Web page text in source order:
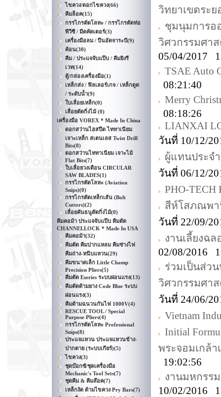
ไขควง/ดอกไขควง(66)
คีมล็อค(15)
กรรไกรตัดโลหะ / กรรไกรตัดท่อ
พีวีซี / มีดคัตเตอร์(3)
เครื่องมือลม / ปืนอัดจาระบี(9)
ค้อน(30)
คีม / ประแจจับแป๊บ / คีมยิงรี
เวท(14)
ตู้/กล่องเครื่องมือ(1)
เหล็กส่ง / ฟิลเลอร์เกจ / เหล็กดูด
/ ระดับน้ำ(9)
ใบเลื่อยเหล็ก(0)
เลื่อยตัดกิ่งไม้ (0)
เครื่องมือ VOREX * Made In China
ดอกสว่านไฮสปีด ไททาเนียม
เจาะเหล็ก สเตนเลส Twist Drill
Bits(8)
ดอกสว่านไททาเนียม เจาะไม้
Flat Bits(7)
ใบเลื่อยวงเดือน CIRCULAR
SAW BLADES(1)
กรรไกรตัดโลหะ (Aviation
Snips)(0)
กรรไกรตัดเหล็กเส้น (Bolt
Cutters)(2)
เลื่อยคันธนูตัดกิ่งไม้(0)
คีมคอม้า ประแจจับแป๊บ คีมตัด
CHANNELLOCK * Made In USA
คีมคอม้า(32)
คีมตัด คีมปากแหลม คีมช่างไฟ
คีมถ่าง-หนีบแหวน(29)
คีมขนาดเล็ก Little Champ
Precision Pliers(5)
คีมตัด Eseries ระบบผ่อนแรง(13)
คีมตัดด้ามยาง Code Blue ระบบ
ผ่อนแรง(3)
คีมด้ามฉนวนกันไฟ 1000V(4)
RESCUE TOOL / Special
Purpose Pliers(4)
กรรไกรตัดโลหะ Professional
Snips(8)
ประแจแหวน ประแจแหวนข้าง-
ปากตาย (ระบบเกียร์)(5)
ไขควง(3)
ชุดบ๊อกซ์/ชุดเครื่องมือ
Mechanic's Tool Sets(7)
ชุดคีม & คีมล๊อค(7)
เหล็กงัด ด้ามไขควง Pry Bars(7)
วิทยาเขตระย
ชุมนุมการอ
วิศวกรรมศา
05/04/2017
TSAE Auto
08:21:40
Merry
08:18:26
LIANXAI
วันที่ 10/12/
ผู้แทนประจ
วันที่ 06/12/
PHO-TECH
สีห์โสภณพา
วันที่ 22/09/
งานเลี้ยงฉ
02/08/2016
ร่วมเป็นส่ว
วิศวกรรมศา
วันที่ 24/06/
Vietnam
Initial
พระจอมเกล้
19:02:56
งานมหกรร
10/02/2016